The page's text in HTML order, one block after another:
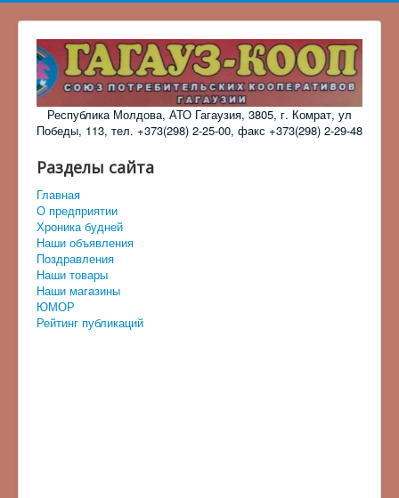
Республика Молдова, АТО Гагаузия, 3805, г. Комрат, ул
Победы, 113, тел. +373(298) 2-25-00, факс +373(298) 2-29-48
Разделы сайта
Главная
О предприятии
Хроника будней
Наши объявления
Поздравления
Наши товары
Наши магазины
ЮМОР
Рейтинг публикаций